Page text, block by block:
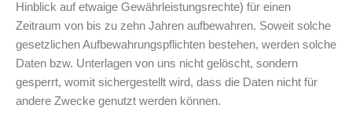
Hinblick auf etwaige Gewährleistungsrechte) für einen
Zeitraum von bis zu zehn Jahren aufbewahren. Soweit solche
gesetzlichen Aufbewahrungspflichten bestehen, werden solche
Daten bzw. Unterlagen von uns nicht gelöscht, sondern
gesperrt, womit sichergestellt wird, dass die Daten nicht für
andere Zwecke genutzt werden können.